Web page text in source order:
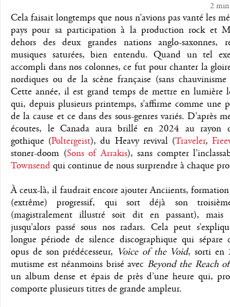
2 min
Cela faisait longtemps que nous n’avions pas vanté les
pays pour sa participation à la production rock et
dehors des deux grandes nations anglo-saxonnes,
musiques saturées, bien entendu. Quand un tel
accompli dans nos colonnes, ce fut pour chanter la
nordiques ou de la scène française (sans chauvinisme
Cette année, il est grand temps de mettre en lumière
qui, depuis plusieurs printemps, s’affirme comme une
de la cause et ce dans des sous-genres variés. D’après
écoutes, le Canada aura brillé en 2024 au rayon
gothique (Poltergeist), du Heavy revival (Traveler,
stoner-doom (Sons of Arrakis), sans compter
Townsend qui continue de nous surprendre à chaque
À ceux-là, il faudrait encore ajouter Anciients,
(extrême) progressif, qui sort déjà son
(magistralement illustré soit dit en passant),
jusqu’alors passé sous nos radars. Cela peut
longue période de silence discographique qui sépare
opus de son prédécesseur, Voice of the Void, sorti en
mutisme est néanmoins brisé avec Beyond the Reach
un album dense et épais de près d’une heure qui,
comporte plusieurs titres de grande ampleur.